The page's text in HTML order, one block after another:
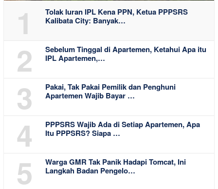
1
Tolak Iuran IPL Kena PPN, Ketua PPPSRS
Kalibata City: Banyak…
2
Sebelum Tinggal di Apartemen, Ketahui Apa itu
IPL Apartemen,…
3
Pakai, Tak Pakai Pemilik dan Penghuni
Apartemen Wajib Bayar …
4
PPPSRS Wajib Ada di Setiap Apartemen, Apa
Itu PPPSRS? Siapa …
5
Warga GMR Tak Panik Hadapi Tomcat, Ini
Langkah Badan Pengelo…